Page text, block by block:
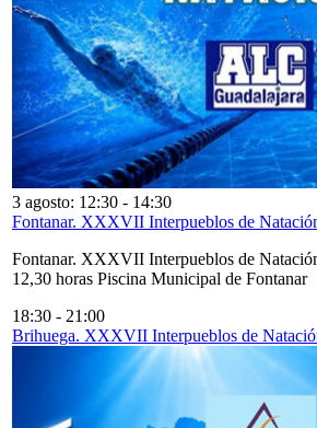
3 agosto: 12:30 - 14:30
Fontanar. XXXVII Interpueblos de
Fontanar. XXXVII Interpueblos de
12,30 horas Piscina Municipal de Fontanar
18:30 - 21:00
Brihuega. XXXVII Interpueblos de